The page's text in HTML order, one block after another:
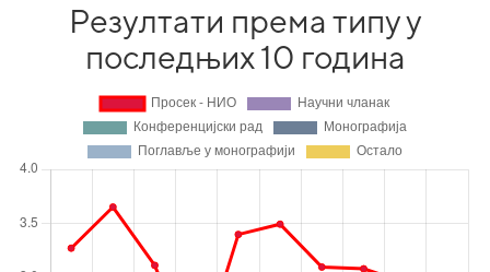
Резултати према типу у
последњих 10 година